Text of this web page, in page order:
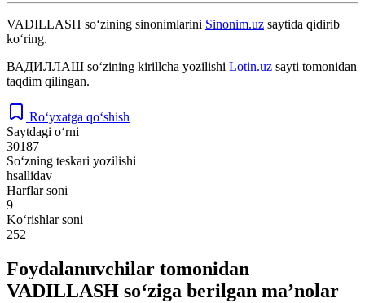
VADILLASH so‘zining sinonimlarini Sinonim.uz saytida qidirib
ko‘ring.
ВАДИЛЛАШ so‘zining kirillcha yozilishi Lotin.uz sayti tomonidan
taqdim qilingan.
Ro‘yxatga qo‘shish
Saytdagi o‘rni
30187
So‘zning teskari yozilishi
hsallidav
Harflar soni
9
Ko‘rishlar soni
252
Foydalanuvchilar tomonidan
VADILLASH so‘ziga berilgan ma’nolar